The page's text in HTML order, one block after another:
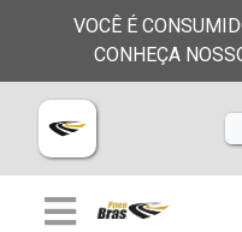
VOCÊ É
CONHEÇA